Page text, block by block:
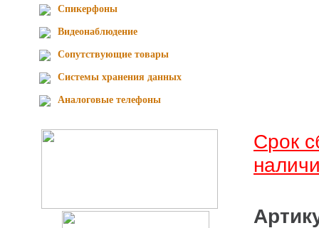
Спикерфоны
Видеонаблюдение
Сопутствующие товары
Cистемы хранения данных
Аналоговые телефоны
Срок сборки - 1-2 недели при условии